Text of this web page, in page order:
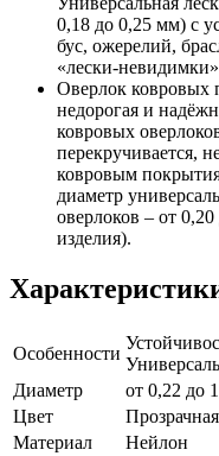
0,18 до 0,25 мм) с
бус, ожерелий,
«лески-
Оверлок
недорогая и
ковровых
перекручивается,
ковровым
диаметр
оверлоков – от
изделия).
Особенности
Диаметр
от 0,22 до
Цвет
Прозрачная
Материал
Нейлон